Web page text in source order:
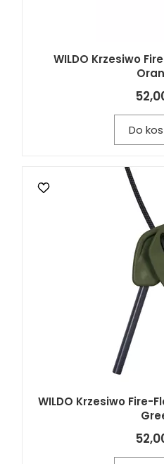
WILDO Krzesiwo
Do
WILDO Krzesiwo Fire-